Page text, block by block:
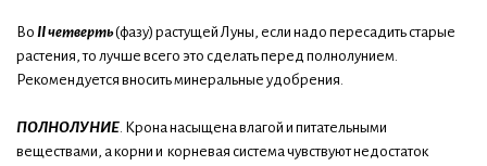
Во II четверть(фазу) растущей Луны, если надо пересадить старые
растения, то лучше всего это сделать перед полнолунием.
Рекомендуется вносить минеральные удобрения.
ПОЛНОЛУНИЕ. Крона насыщена влагой и питательными
веществами, а корни и корневая система чувствуют недостаток